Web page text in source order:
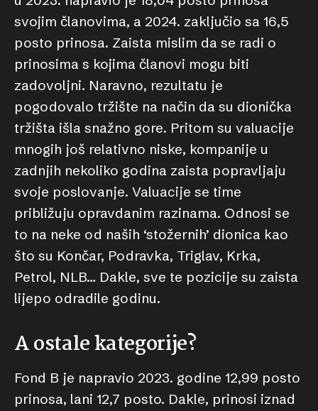
svojim članovima, a 2024. zaključio sa 16,5
posto prinosa. Zaista mislim da se radi o
prinosima s kojima članovi mogu biti
zadovoljni. Naravno, rezultatu je
pogodovalo tržište na način da su dionička
tržišta išla snažno gore. Pritom su valuacije
mnogih još relativno niske, kompanije u
zadnjih nekoliko godina zaista popravljaju
svoje poslovanje. Valuacije se time
približuju opravdanim razinama. Odnosi se
to na neke od naših ‘stožernih’ dionica kao
što su Končar, Podravka, Triglav, Krka,
Petrol, NLB… Dakle, sve te pozicije su zaista
lijepo odradile godinu.
A ostale kategorije?
Fond B je napravio 2023. godine 12,99 posto
prinosa, lani 12,7 posto. Dakle, prinosi iznad